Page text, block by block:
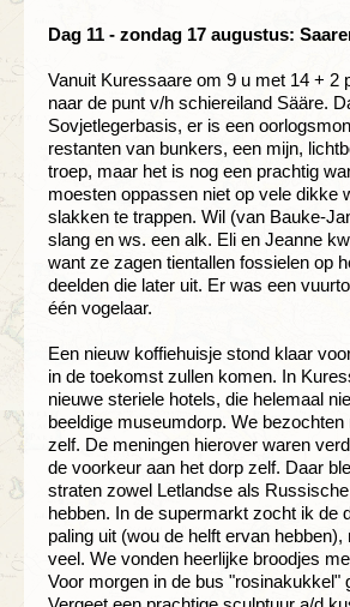
Dag 11 - zondag 17 augustus:
Vanuit Kuressaare om 9 u met 14 + 2
naar de punt v/h schiereiland Sääre.
Sovjetlegerbasis, er is een
restanten van bunkers, een mijn,
troep, maar het is nog een prachtig
moesten oppassen niet op vele dikke
slakken te trappen. Wil (van Bauke-
slang en ws. een alk. Eli en Jeanne
want ze zagen tientallen fossielen op
deelden die later uit. Er was een
één vogelaar.
Een nieuw koffiehuisje stond klaar
in de toekomst zullen komen. In
nieuwe steriele hotels, die helemaal
beeldige museumdorp. We
zelf. De meningen hierover waren
de voorkeur aan het dorp zelf. Daar
straten zowel Letlandse als
hebben. In de supermarkt zocht ik de
paling uit (wou de helft ervan
veel. We vonden heerlijke broodjes
Voor morgen in de bus "rosinakukkel"